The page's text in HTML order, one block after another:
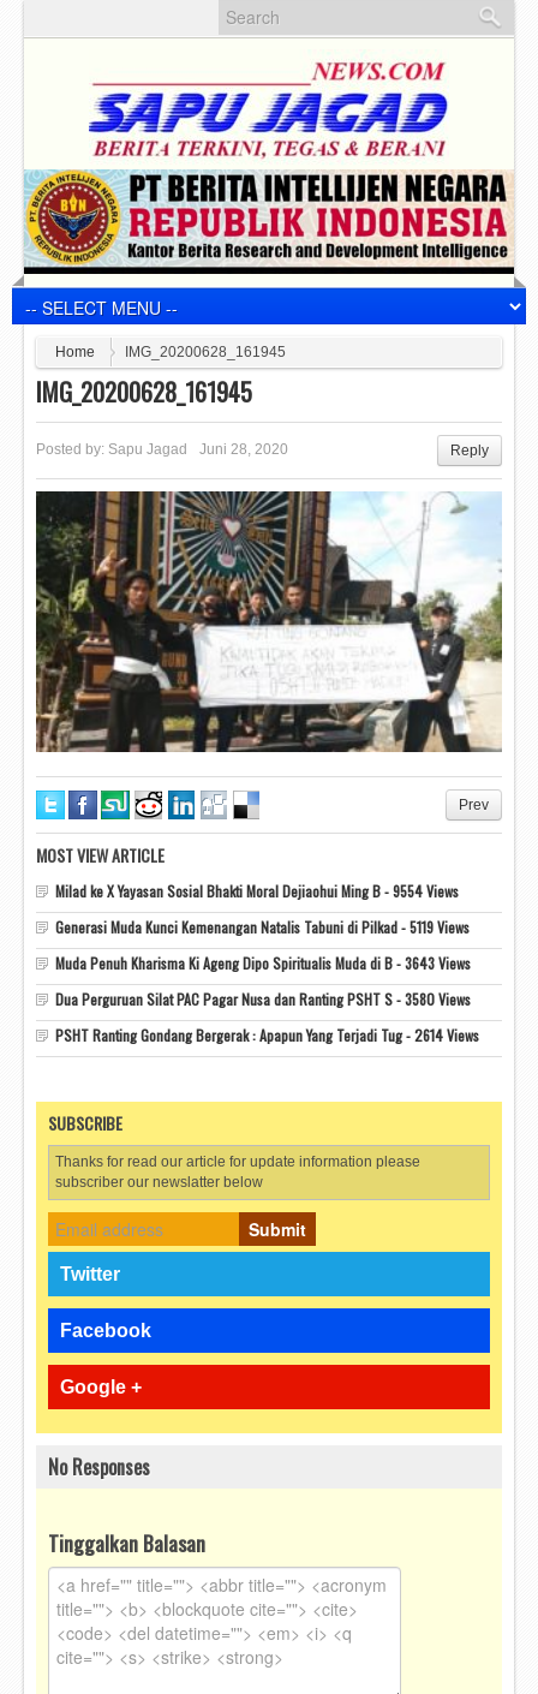
Home IMG_20200628_161945
IMG_20200628_161945
Posted by: Sapu Jagad Juni 28, 2020 Reply
Prev
MOST VIEW ARTICLE
Milad ke X Yayasan Sosial Bhakti Moral Dejiaohui Ming B - 9554 Views
Generasi Muda Kunci Kemenangan Natalis Tabuni di Pilkad - 5119 Views
Muda Penuh Kharisma Ki Ageng Dipo Spiritualis Muda di B - 3643 Views
Dua Perguruan Silat PAC Pagar Nusa dan Ranting PSHT S - 3580 Views
PSHT Ranting Gondang Bergerak : Apapun Yang Terjadi Tug - 2614 Views
SUBSCRIBE
Thanks for read our article for update information please
subscriber our newslatter below
Submit
Twitter
Facebook
Google +
No Responses
Tinggalkan Balasan